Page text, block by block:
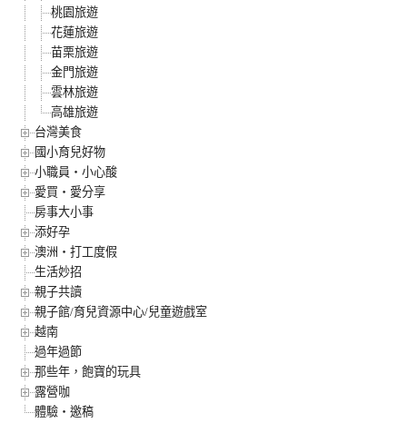
桃園旅遊
花蓮旅遊
苗栗旅遊
金門旅遊
雲林旅遊
高雄旅遊
台灣美食
國小育兒好物
小職員‧小心酸
愛買‧愛分享
房事大小事
添好孕
澳洲‧打工度假
生活妙招
親子共讀
親子館/育兒資源中心/兒童遊戲室
越南
過年過節
那些年，飽寶的玩具
露營咖
體驗‧邀稿